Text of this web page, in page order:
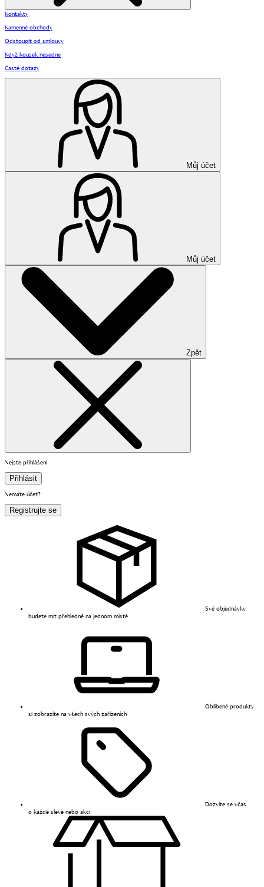
Kontakty
Kamenné obchody
Odstoupit od smlouvy
Když kousek nesedne
Časté dotazy
Můj účet
Můj účet
Zpět
Nejste přihlášení
Přihlásit
Nemáte účet?
Registrujte se
Své objednávky
budete mít přehledně na jednom místě
Oblíbené produkty
si zobrazíte na všech svých zařízeních
Dozvíte se včas
o každé slevě nebo akci